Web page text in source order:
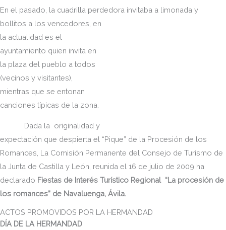
En el pasado, la cuadrilla perdedora invitaba a limonada y
bollitos a los vencedores, en
la actualidad es el
ayuntamiento quien invita en
la plaza del pueblo a todos
(vecinos y visitantes),
mientras que se entonan
canciones típicas de la zona.
Dada la originalidad y
expectación que despierta el “Pique” de la Procesión de los
Romances, La Comisión Permanente del Consejo de Turismo de
la Junta de Castilla y León, reunida el 16 de julio de 2009 ha
declarado Fiestas de Interés Turístico Regional “La procesión de
los romances” de Navaluenga, Ávila.
ACTOS PROMOVIDOS POR LA HERMANDAD
DÍA DE LA HERMANDAD